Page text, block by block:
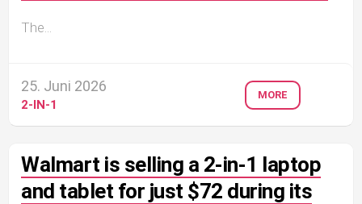
The...
25. Juni 2026
2-IN-1
MORE
Walmart is selling a 2-in-1 laptop
and tablet for just $72 during its